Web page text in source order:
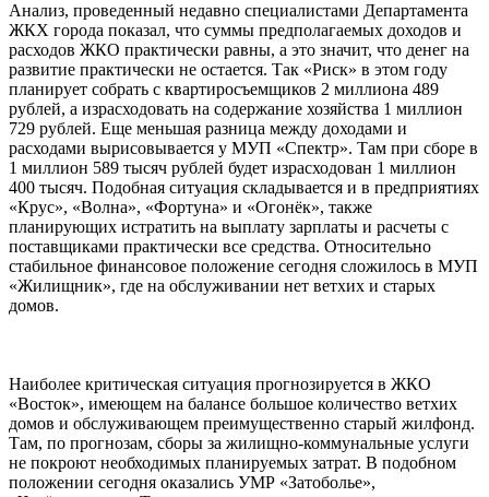
Анализ, проведенный недавно специалистами Департамента
ЖКХ города показал, что суммы предполагаемых доходов и
расходов ЖКО практически равны, а это значит, что денег на
развитие практически не остается. Так «Риск» в этом году
планирует собрать с квартиросъемщиков 2 миллиона 489
рублей, а израсходовать на содержание хозяйства 1 миллион
729 рублей. Еще меньшая разница между доходами и
расходами вырисовывается у МУП «Спектр». Там при сборе в
1 миллион 589 тысяч рублей будет израсходован 1 миллион
400 тысяч. Подобная ситуация складывается и в предприятиях
«Крус», «Волна», «Фортуна» и «Огонёк», также
планирующих истратить на выплату зарплаты и расчеты с
поставщиками практически все средства. Относительно
стабильное финансовое положение сегодня сложилось в МУП
«Жилищник», где на обслуживании нет ветхих и старых
домов.
Наиболее критическая ситуация прогнозируется в ЖКО
«Восток», имеющем на балансе большое количество ветхих
домов и обслуживающем преимущественно старый жилфонд.
Там, по прогнозам, сборы за жилищно-коммунальные услуги
не покроют необходимых планируемых затрат. В подобном
положении сегодня оказались УМР «Затоболье»,